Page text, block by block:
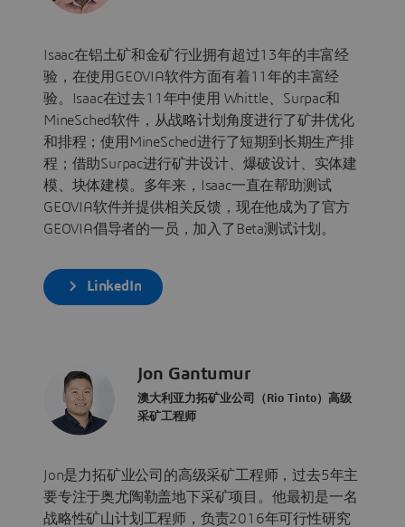
Isaac在铝土矿和金矿行业拥有超过13年的丰富经
验，在使用GEOVIA软件方面有着11年的丰富经
验。Isaac在过去11年中使用 Whittle、Surpac和
MineSched软件，从战略计划角度进行了矿井优化
和排程；使用MineSched进行了短期到长期生产排
程；借助Surpac进行矿井设计、爆破设计、实体建
模、块体建模。多年来，Isaac一直在帮助测试
GEOVIA软件并提供相关反馈，现在他成为了官方
GEOVIA倡导者的一员，加入了Beta测试计划。
LinkedIn
Jon Gantumur
澳大利亚力拓矿业公司（Rio Tinto）高级
采矿工程师
Jon是力拓矿业公司的高级采矿工程师，过去5年主
要专注于奥尤陶勒盖地下采矿项目。他最初是一名
战略性矿山计划工程师，负责2016年可行性研究